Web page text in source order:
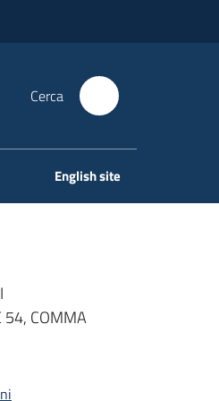
Cerca
English site
54, COMMA